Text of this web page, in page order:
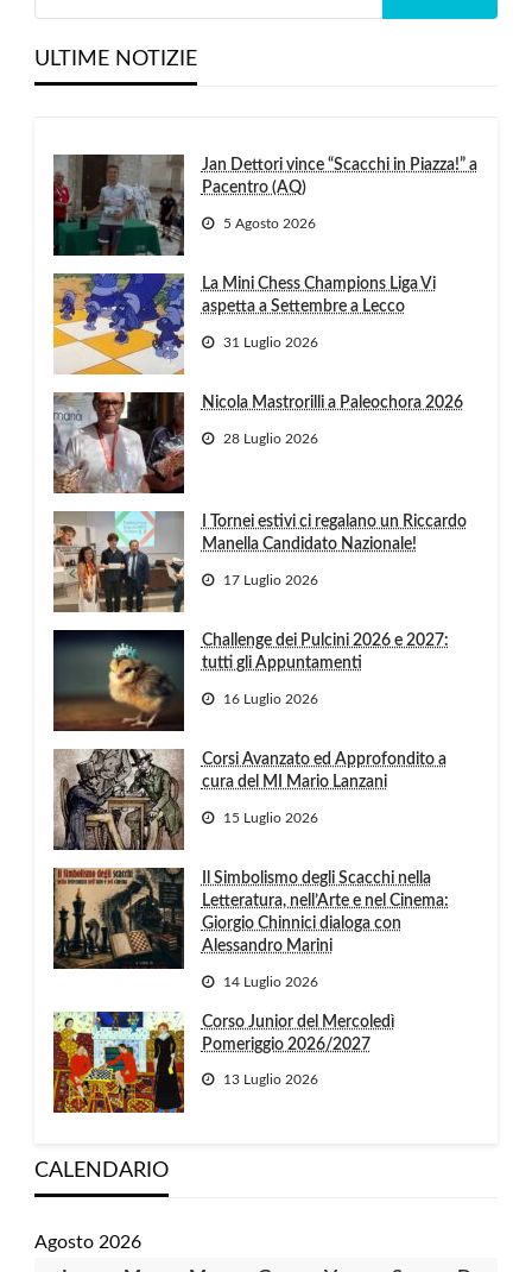
ULTIME NOTIZIE
Jan Dettori vince “Scacchi in Piazza!” a
Pacentro (AQ)
5 Agosto 2026
La Mini Chess Champions Liga Vi
aspetta a Settembre a Lecco
31 Luglio 2026
Nicola Mastrorilli a Paleochora 2026
28 Luglio 2026
I Tornei estivi ci regalano un Riccardo
Manella Candidato Nazionale!
17 Luglio 2026
Challenge dei Pulcini 2026 e 2027:
tutti gli Appuntamenti
16 Luglio 2026
Corsi Avanzato ed Approfondito a
cura del MI Mario Lanzani
15 Luglio 2026
Il Simbolismo degli Scacchi nella
Letteratura, nell’Arte e nel Cinema:
Giorgio Chinnici dialoga con
Alessandro Marini
14 Luglio 2026
Corso Junior del Mercoledì
Pomeriggio 2026/2027
13 Luglio 2026
CALENDARIO
Agosto 2026